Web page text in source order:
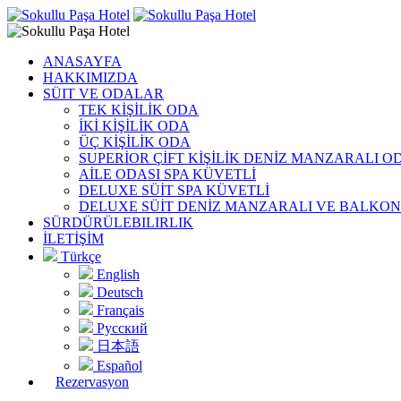
ANASAYFA
HAKKIMIZDA
SÜIT VE ODALAR
TEK KİŞİLİK ODA
İKİ KİŞİLİK ODA
ÜÇ KİŞİLİK ODA
SUPERİOR ÇİFT KİŞİLİK DENİZ MANZARALI
AİLE ODASI SPA KÜVETLİ
DELUXE SÜİT SPA KÜVETLİ
DELUXE SÜİT DENİZ MANZARALI VE
SÜRDÜRÜLEBILIRLIK
İLETİŞİM
Türkçe
English
Deutsch
Français
Русский
日本語
Español
Rezervasyon